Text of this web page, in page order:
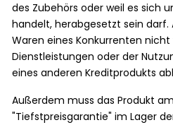
des Zubehörs oder weil es sich
handelt, herabgesetzt sein darf.
Waren eines Konkurrenten
Dienstleistungen oder der
eines anderen Kreditprodukts
Außerdem muss das Produkt
"Tiefstpreisgarantie" im Lager